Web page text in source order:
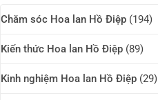
Chăm sóc Hoa lan Hồ Điệp (194)
Kiến thức Hoa lan Hồ Điệp (89)
Kinh nghiệm Hoa lan Hồ Điệp (29)